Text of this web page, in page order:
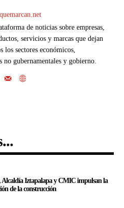
de noticias sobre empresas,
servicios y marcas que dejan
los sectores económicos,
no gubernamentales y gobierno.
Iztapalapa y CMIC impulsan la
de la construcción